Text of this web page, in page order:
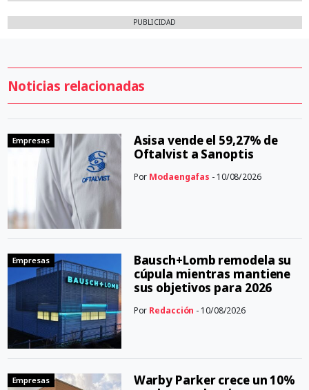
PUBLICIDAD
Noticias relacionadas
Empresas
Asisa vende el 59,27% de
Oftalvist a Sanoptis
Por Modaengafas - 10/08/2026
Empresas
Bausch+Lomb remodela su
cúpula mientras mantiene
sus objetivos para 2026
Por Redacción - 10/08/2026
Empresas
Warby Parker crece un 10%